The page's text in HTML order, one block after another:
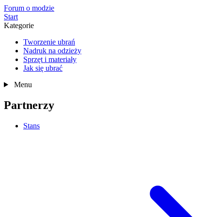
Forum o modzie
Start
Kategorie
Tworzenie ubrań
Nadruk na odzieży
Sprzęt i materiały
Jak się ubrać
Menu
Partnerzy
Stans